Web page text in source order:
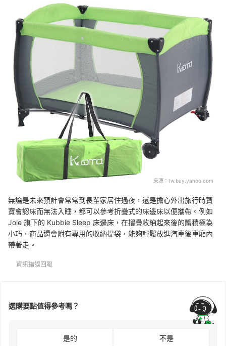
來源： tw.buy.yahoo.com
無論是未來預計會常常到長輩家居住過夜，還是擔心外出旅行時寶
寶會認床而無法入睡，都可以參考折疊式的床邊床以便攜帶。例如
Joie 旗下的 Kubbie Sleep 床邊床，在摺疊收納起來後的體積極為
小巧，商品還會附有專用的收納提袋，能夠輕鬆放進汽車後車廂內
帶著走。
資訊錯誤回報
選購要點值得參考嗎？
是的 不是